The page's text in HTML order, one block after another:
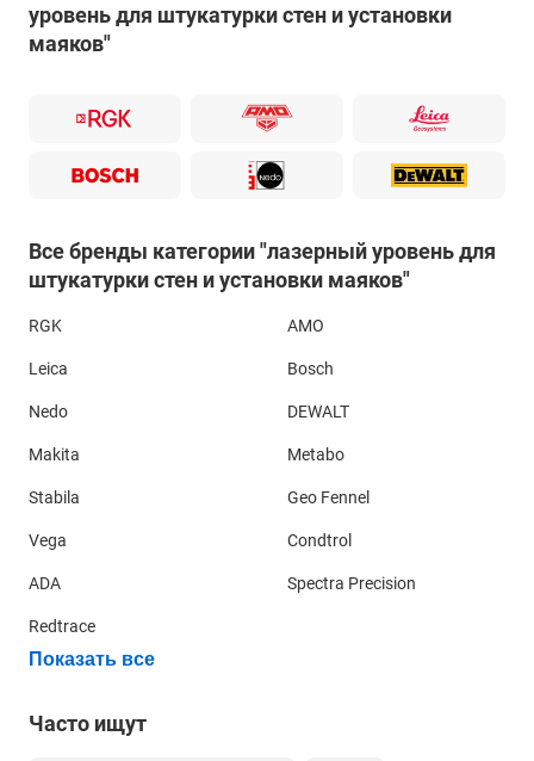
Основным требованием к лазерному уровню для
возможность его размещения вплотную к стене и
прибора. Такими параметрами обладают лазерные уровни
с боковым излучателем, например,Bosch GLL 3-80 P
уровень для штукатурки стен и установки
маяков"
Все бренды категории "лазерный уровень для
штукатурки стен и установки маяков"
RGK AMO
Leica Bosch
Nedo DEWALT
Makita Metabo
Stabila Geo Fennel
Vega Condtrol
ADA Spectra Precision
Redtrace
Показать все
Часто ищут